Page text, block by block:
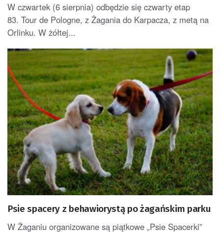
W czwartek (6 sierpnia) odbędzie się czwarty etap
83. Tour de Pologne, z Żagania do Karpacza, z metą na
Orlinku. W żółtej...
Psie spacery z behawiorystą po żagańskim parku
W Żaganiu organizowane są piątkowe „Psie Spacerki”